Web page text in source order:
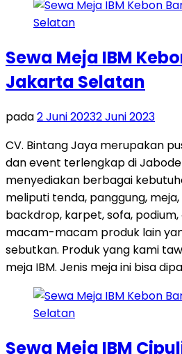
Sewa Meja IBM
Jakarta Selatan
pada2 Juni 20232 Juni 2023
CV. Bintang Jaya merupakan
dan event terlengkap di
menyediakan berbagai
meliputi tenda, panggung,
backdrop, karpet, sofa,
macam-macam produk lain
sebutkan. Produk yang kami
meja IBM. Jenis meja ini bisa
Sewa Meja IBM